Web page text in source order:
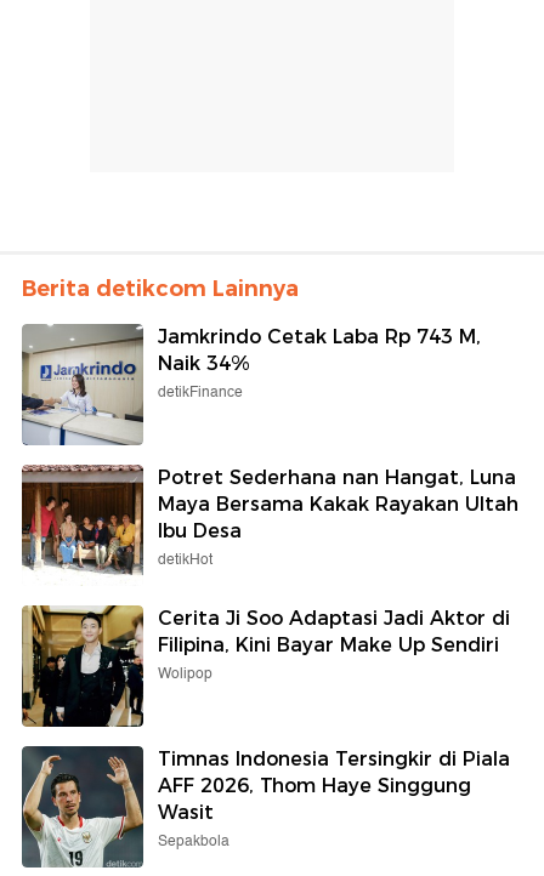
Berita detikcom Lainnya
Jamkrindo Cetak Laba Rp 743 M,
Naik 34%
detikFinance
Potret Sederhana nan Hangat, Luna
Maya Bersama Kakak Rayakan Ultah
Ibu Desa
detikHot
Cerita Ji Soo Adaptasi Jadi Aktor di
Filipina, Kini Bayar Make Up Sendiri
Wolipop
Timnas Indonesia Tersingkir di Piala
AFF 2026, Thom Haye Singgung
Wasit
Sepakbola